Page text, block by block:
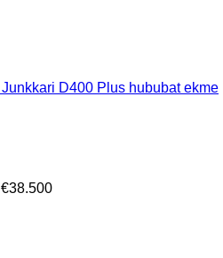
Junkkari D400 Plus hububat ekme
€38.500